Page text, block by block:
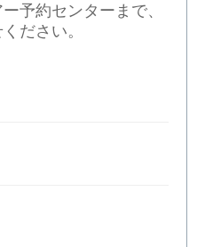
予約センターまで、
ださい。